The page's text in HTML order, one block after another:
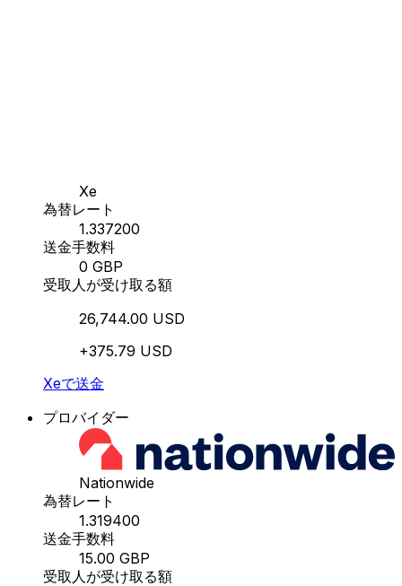
Xe
為替レート
1.337200
送金手数料
0 GBP
受取人が受け取る額
26,744.00 USD
+375.79 USD
Xeで送金
プロバイダー
Nationwide
為替レート
1.319400
送金手数料
15.00 GBP
受取人が受け取る額